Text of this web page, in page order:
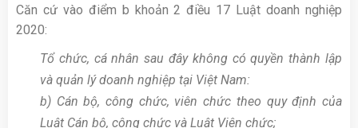
Căn cứ vào điểm b khoản 2 điều 17 Luật doanh nghiệp
2020:
Tổ chức, cá nhân sau đây không có quyền thành lập
và quản lý doanh nghiệp tại Việt Nam:
b) Cán bộ, công chức, viên chức theo quy định của
Luật Cán bộ, công chức và Luật Viên chức;